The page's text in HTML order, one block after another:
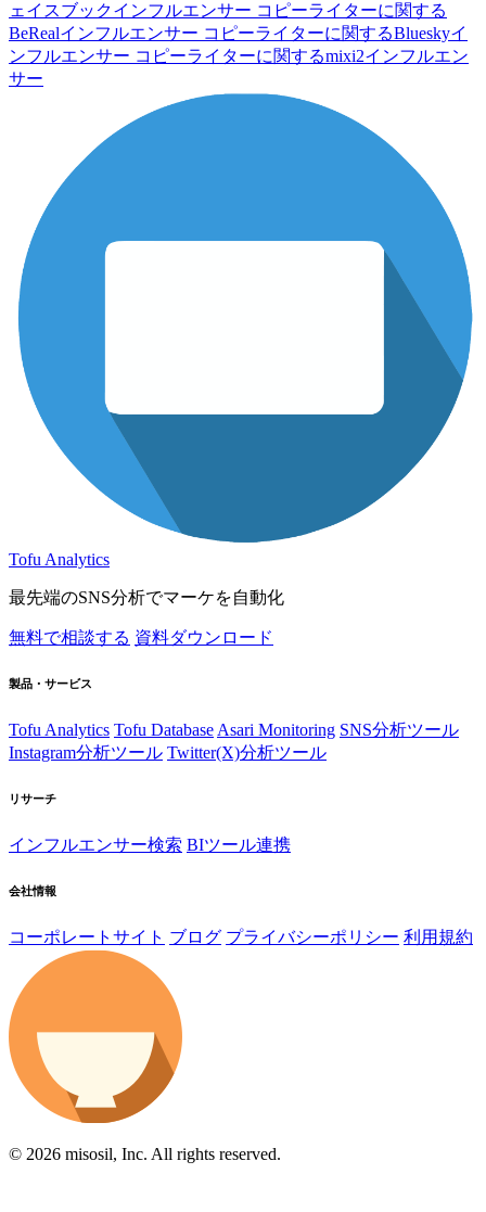
ェイスブックインフルエンサー コピーライターに関する
BeRealインフルエンサー コピーライターに関するBlueskyイ
ンフルエンサー コピーライターに関するmixi2インフルエン
サー
Tofu Analytics
最先端のSNS分析でマーケを自動化
無料で相談する 資料ダウンロード
製品・サービス
Tofu Analytics Tofu Database Asari Monitoring SNS分析ツール
Instagram分析ツール Twitter(X)分析ツール
リサーチ
インフルエンサー検索 BIツール連携
会社情報
コーポレートサイト ブログ プライバシーポリシー 利用規約
© 2026 misosil, Inc. All rights reserved.